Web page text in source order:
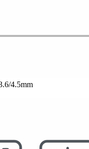
4.5mm